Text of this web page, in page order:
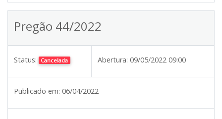
Pregão 44/2022
Status: Cancelada Abertura: 09/05/2022 09:00
Publicado em: 06/04/2022